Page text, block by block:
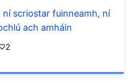
scriostar fuinneamh, ní
ach amháin
2